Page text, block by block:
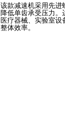
该款减速机采用先进
降低单齿承受压力。
医疗器械、实验室设
整体效率。